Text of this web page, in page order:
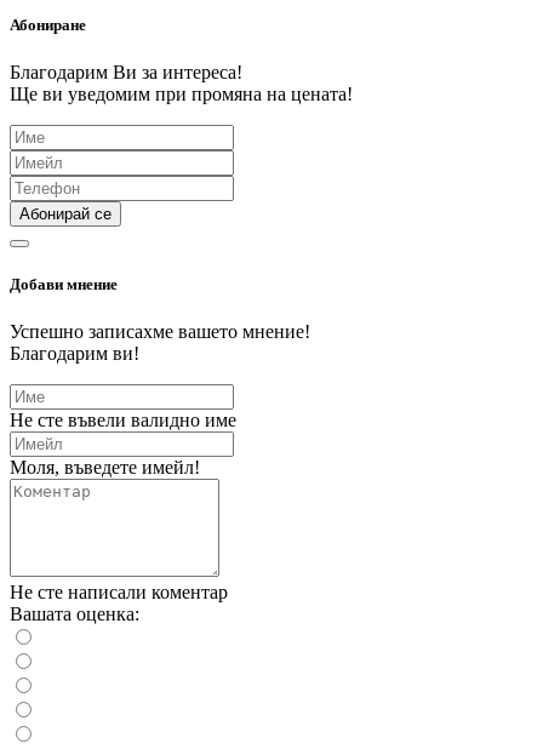
Абониране
Благодарим Ви за интереса!
Ще ви уведомим при промяна на цената!
Абонирай се
Добави мнение
Успешно записахме вашето мнение!
Благодарим ви!
Не сте въвели валидно име
Моля, въведете имейл!
Не сте написали коментар
Вашата оценка: